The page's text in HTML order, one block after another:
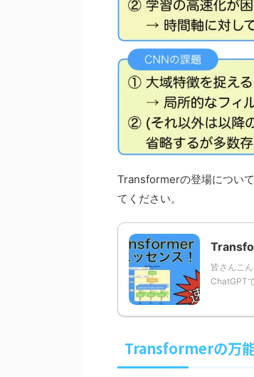
Transformerの登場につい
てください。
皆さんこ
ChatGPT
Transformerの万